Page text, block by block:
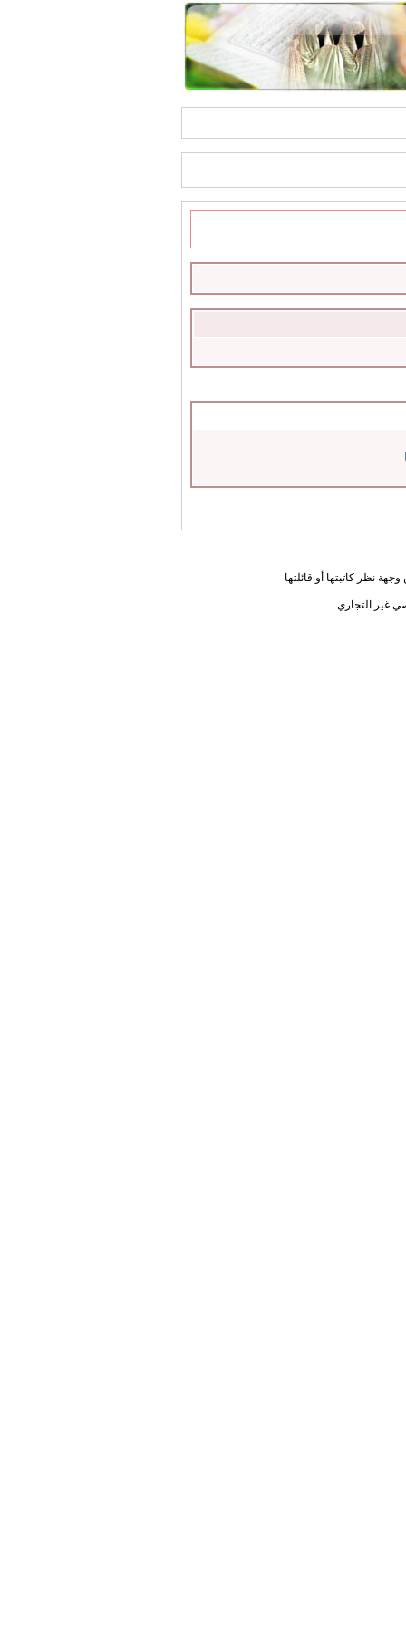
نظر كاتبتها أو قائلتها
غير التجاري